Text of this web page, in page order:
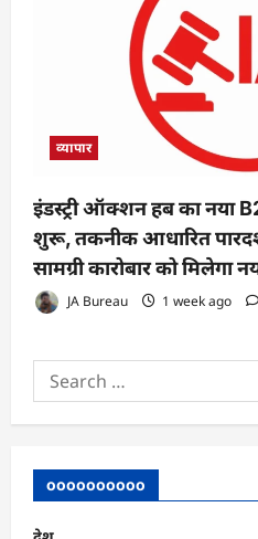
व्यापार
इंडस्ट्री ऑक्शन हब का नया
शुरू, तकनीक आधारित
सामग्री कारोबार को मिलेगा
JA Bureau 1 week ago
Search
for:
oooooooooo